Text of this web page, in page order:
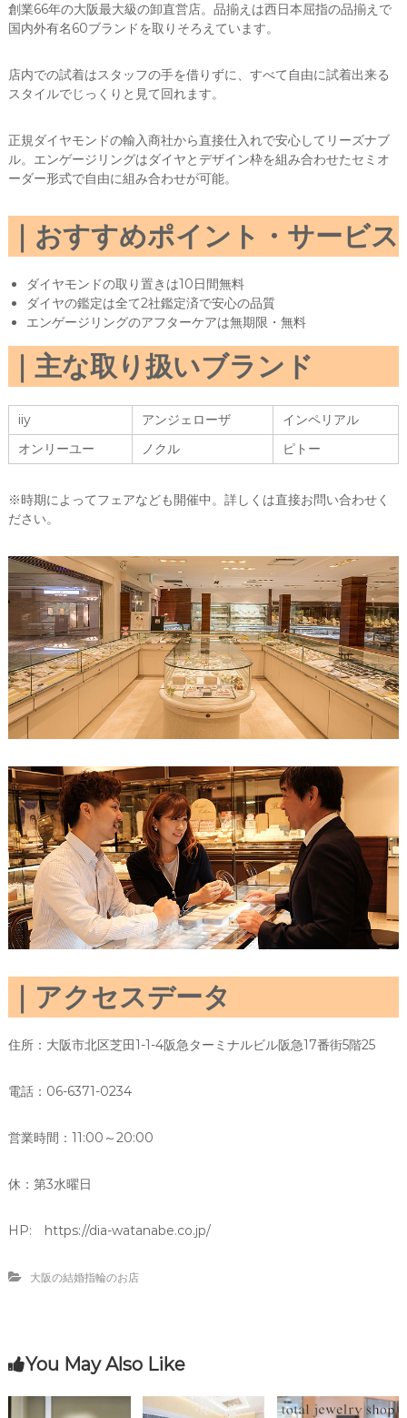
創業66年の大阪最大級の卸直営店。品揃えは西日本屈指の品揃えで
国内外有名60ブランドを取りそろえています。
店内での試着はスタッフの手を借りずに、すべて自由に試着出来る
スタイルでじっくりと見て回れます。
正規ダイヤモンドの輸入商社から直接仕入れで安心してリーズナブ
ル。エンゲージリングはダイヤとデザイン枠を組み合わせたセミオ
ーダー形式で自由に組み合わせが可能。
おすすめポイント・サービス
ダイヤモンドの取り置きは10日間無料
ダイヤの鑑定は全て2社鑑定済で安心の品質
エンゲージリングのアフターケアは無期限・無料
主な取り扱いブランド
iiy アンジェローザ
インペリアル
オンリーユー
ノクル ピトー
※時期によってフェアなども開催中。詳しくは直接お問い合わせく
ださい。
アクセスデータ
住所：大阪市北区芝田1-1-4阪急ターミナルビル阪急17番街5階25
電話：06-6371-0234
営業時間：11:00～20:00
休：第3水曜日
HP: https://dia-watanabe.co.jp/
大阪の結婚指輪のお店
You May Also Like